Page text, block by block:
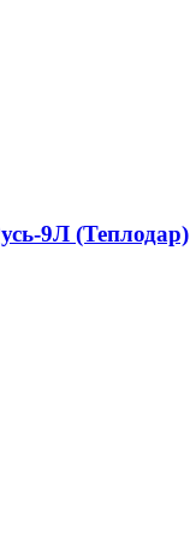
9Л (Теплодар)